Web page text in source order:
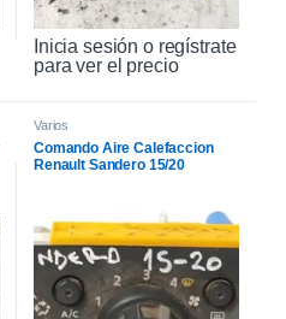
Inicia sesión o regístrate
para ver el precio
Varios
Comando Aire Calefaccion
Renault Sandero 15/20